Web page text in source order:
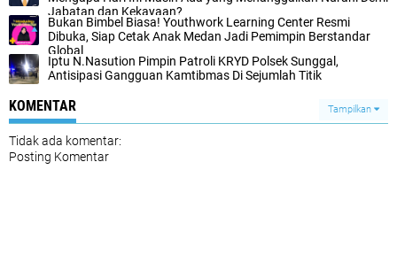
Jabatan dan Kekayaan?
Bukan Bimbel Biasa! Youthwork Learning Center Resmi
Dibuka, Siap Cetak Anak Medan Jadi Pemimpin Berstandar
Global
Iptu N.Nasution Pimpin Patroli KRYD Polsek Sunggal,
Antisipasi Gangguan Kamtibmas Di Sejumlah Titik
KOMENTAR Tampilkan
Tidak ada komentar:
Posting Komentar